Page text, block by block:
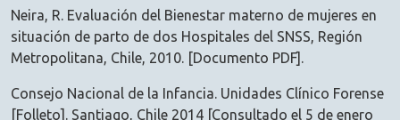
Neira, R. Evaluación del Bienestar materno de mujeres en
situación de parto de dos Hospitales del SNSS, Región
Metropolitana, Chile, 2010. [Documento PDF].
Consejo Nacional de la Infancia. Unidades Clínico Forense
[Folleto]. Santiago, Chile 2014 [Consultado el 5 de enero